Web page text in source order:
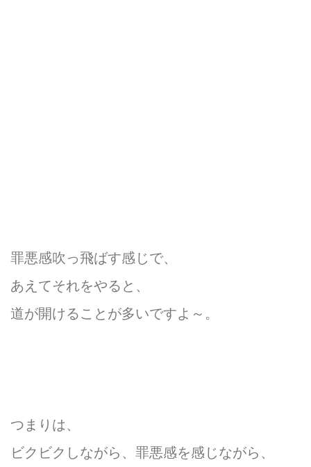
罪悪感吹っ飛ばす感じで、
あえてそれをやると、
道が開けることが多いですよ～。
つまりは、
ビクビクしながら、罪悪感を感じながら、